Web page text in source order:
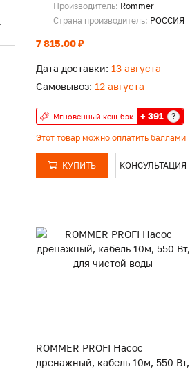
Производитель: Rommer
Страна производитель: РОССИЯ
7 815.00 ₽
Дата доставки: 13 августа
Самовывоз: 12 августа
Мгновенный кеш-бэк + 391 ?
Этот товар можно оплатить баллами
КУПИТЬ КОНСУЛЬТАЦИЯ
ROMMER PROFI Насос
дренажный, кабель 10м, 550 Вт,